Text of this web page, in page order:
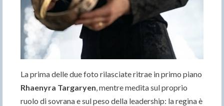
La prima delle due foto rilasciate ritrae in primo piano
Rhaenyra Targaryen, mentre medita sul proprio
ruolo di sovrana e sul peso della leadership: la regina è